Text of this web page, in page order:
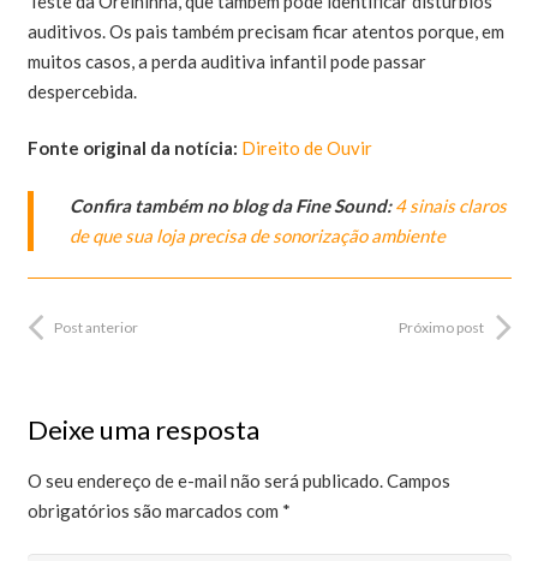
auditivos. Os pais também precisam ficar atentos porque, em
muitos casos, a perda auditiva infantil pode passar
despercebida.
Fonte original da notícia: Direito de Ouvir
Confira também no blog da Fine Sound:4 sinais claros
de que sua loja precisa de sonorização ambiente
Post anterior Próximo post
Deixe uma resposta
O seu endereço de e-mail não será publicado.Campos
obrigatórios são marcados com *